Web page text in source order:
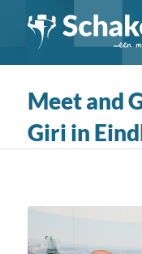
Meet and
Giri in